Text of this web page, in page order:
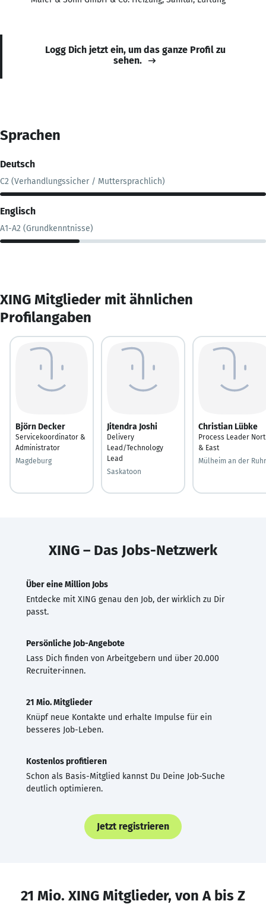
Logg Dich jetzt ein, um das ganze Profil zu
sehen.
Sprachen
Deutsch
C2 (Verhandlungssicher / Muttersprachlich)
Englisch
A1-A2 (Grundkenntnisse)
XING Mitglieder mit ähnlichen
Profilangaben
Björn Decker
Servicekoordinator &
Administrator
Magdeburg
Jitendra Joshi
Delivery
Lead/Technology
Lead
Saskatoon
Christian Lübke
Process Leader
& East
Mülheim an der Ruhr
XING – Das Jobs-Netzwerk
Über eine Million Jobs
Entdecke mit XING genau den Job, der wirklich zu Dir
passt.
Persönliche Job-Angebote
Lass Dich finden von Arbeitgebern und über 20.000
Recruiter·innen.
21 Mio. Mitglieder
Knüpf neue Kontakte und erhalte Impulse für ein
besseres Job-Leben.
Kostenlos profitieren
Schon als Basis-Mitglied kannst Du Deine Job-Suche
deutlich optimieren.
Jetzt registrieren
21 Mio. XING Mitglieder, von A bis Z